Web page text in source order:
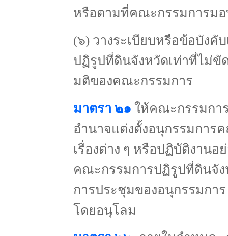
หรือตามที่คณะกรรมการม
(๖) วางระเบียบหรือข้อบังคั
ปฏิรูปที่ดินจังหวัดเท่าที่ไม่ขั
มติของคณะกรรมการ
มาตรา ๒๑ ให้คณะกรรมกา
อำนาจแต่งตั้งอนุกรรมกา
เรื่องต่าง ๆ หรือปฏิบัติงาน
คณะกรรมการปฏิรูปที่ดินจั
การประชุมของอนุกรรมกา
โดยอนุโลม